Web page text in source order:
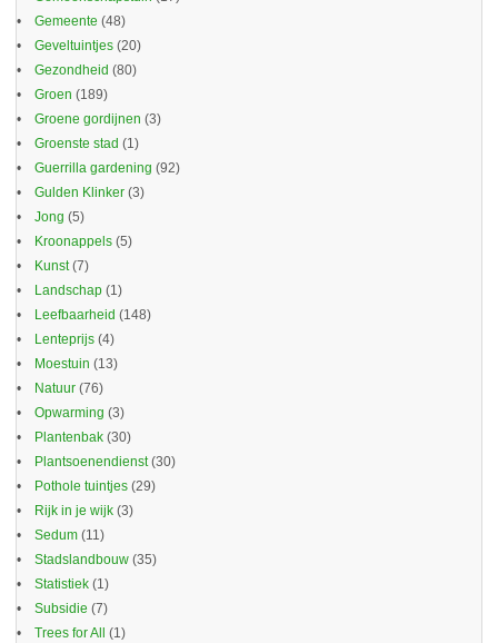
Gemeente (48)
Geveltuintjes (20)
Gezondheid (80)
Groen (189)
Groene gordijnen (3)
Groenste stad (1)
Guerrilla gardening (92)
Gulden Klinker (3)
Jong (5)
Kroonappels (5)
Kunst(7)
Landschap (1)
Leefbaarheid (148)
Lenteprijs (4)
Moestuin (13)
Natuur (76)
Opwarming (3)
Plantenbak (30)
Plantsoenendienst(30)
Pothole tuintjes (29)
Rijk in je wijk (3)
Sedum (11)
Stadslandbouw (35)
Statistiek (1)
Subsidie (7)
Trees for All
(1)